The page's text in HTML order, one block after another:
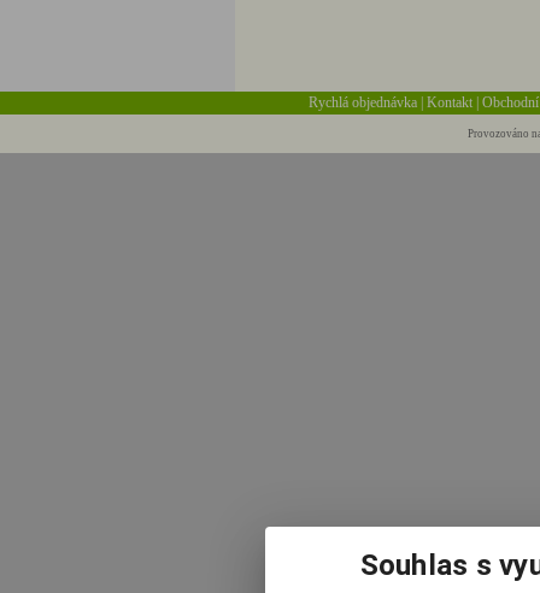
Rychlá objednávka |Kontakt |
Provozováno
Souhlas s